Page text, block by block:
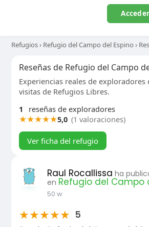
Acceder
Refugios› Refugio del Campo del Espino ›
Reseñas de Refugio del Campo
Experiencias reales de
visitas de Refugios Libres.
1
reseñas de exploradores
★★★★★5,0 (1 valoraciones)
Ver ficha del refugio
Raul Rocallissa ha
en Refugio del Campo
50 w
★★★★★ 5